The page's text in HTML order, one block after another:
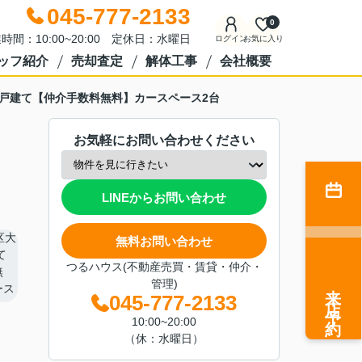
045-777-2133
間：10:00~20:00 定休日：水曜日 ログインお気に入り
0
フ紹介 売却査定 解体工事 会社概要
建て【仲介手数料無料】カースペース2台
お気軽にお問い合わせください
LINEからお問い合わせ
無料お問い合わせ
つるハウス(不動産売買・賃貸・仲介・
管理)
045-777-2133
10:00~20:00
（休：水曜日）
来店予約